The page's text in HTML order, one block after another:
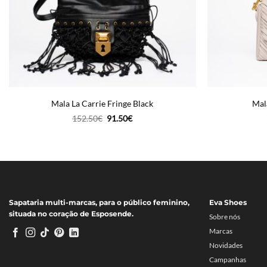
Mala La Carrie Fringe Black
152.50€ O
91.50€O
Sapataria multi-marcas, para o público feminino,
situada no coração de Esposende.
Eva Shoes
Sobre nós
Marcas
Novidades
Campanhas